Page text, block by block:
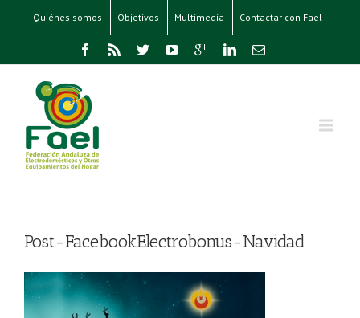
Quiénes somos Objetivos Multimedia Contactar con Fael
Post-FacebookElectrobonus-Navidad